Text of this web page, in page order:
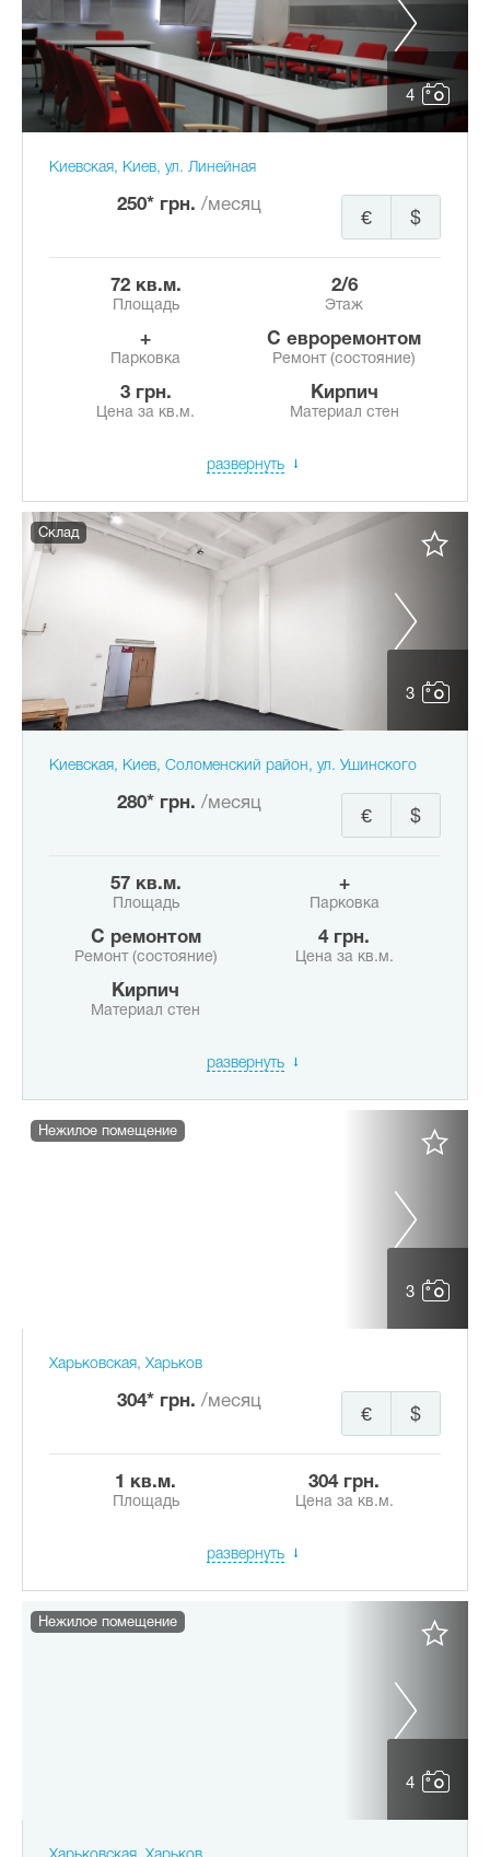
4
Киевская, Киев, ул. Линейная
250* грн. /месяц
$
€
72 кв.м.
Площадь
2/6
Этаж
+
Парковка
с евроремонтом
Ремонт (состояние)
3 грн.
Цена за кв.м.
Кирпич
Материал стен
развернуть
3
Склад
Киевская, Киев, Соломенский район, ул. Ушинского
280* грн. /месяц
$
€
57 кв.м.
Площадь
+
Парковка
с ремонтом
Ремонт (состояние)
4 грн.
Цена за кв.м.
Кирпич
Материал стен
развернуть
3
Нежилое помещение
Харьковская, Харьков
304* грн. /месяц
$
€
1 кв.м.
Площадь
304 грн.
Цена за кв.м.
развернуть
4
Нежилое помещение